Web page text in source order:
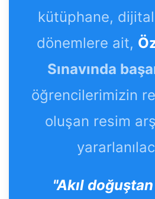
kütüphane,
dönemlere ait,
Sınavında
öğrencilerimizin
oluşan resim
"Akıl